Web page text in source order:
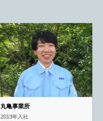
丸亀事業所
2013年入社